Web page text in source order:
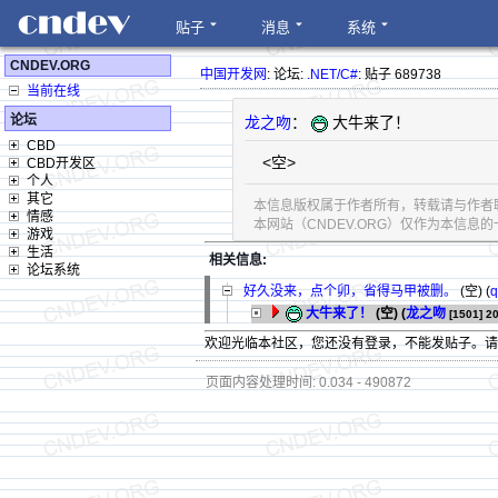
贴子 消息 系统
CNDEV.ORG
当前在线
论坛
CBD
CBD开发区
个人
其它
情感
游戏
生活
论坛系统
中国开发网: 论坛:.NET/C#: 贴子 689738
龙之吻： 大牛来了！
<空>
本信息版权属于作者所有，转载请与作
本网站（CNDEV.ORG）仅作为本信息
相关信息:
好久没来，点个卯，省得马甲被删。(空) (
大牛来了！
(空) (龙之吻 [1501]
欢迎光临本社区，您还没有登录，不能发贴子。
页面内容处理时间: 0.034 - 490872